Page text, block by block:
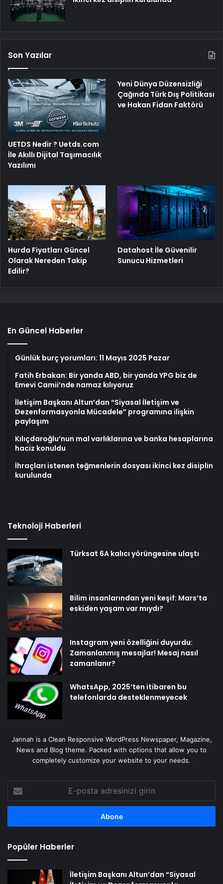
Son Yazılar
UETDS Nedir ? Uetds.com
İle Akıllı Dijital Taşımacılık
Yazılımı
Yeni Dünya Düzensizliği
Çağında Türk Dış Politikası
ve Hakan Fidan Faktörü
Hurda Fiyatları Güncel
Olarak Nereden Takip
Edilir?
Datahost İle Güvenilir
Sunucu Hizmetleri
En Güncel Haberler
Günlük burç yorumları: 11 Mayıs 2025 Pazar
Fatih Erbakan: Bir yanda ABD, bir yanda YPG biz de
Emevi Camii’nde namaz kılıyoruz
İletişim Başkanı Altun’dan “Siyasal İletişim ve
Dezenformasyonla Mücadele” programına ilişkin
paylaşım
Kılıçdaroğlu’nun mal varlıklarına ve banka hesaplarına
haciz konuldu
İhraçları istenen teğmenlerin dosyası ikinci kez disiplin
kurulunda
Teknoloji Haberleri
Türksat 6A kalıcı yörüngesine ulaştı
Bilim insanlarından yeni keşif: Mars’ta
eskiden yaşam var mıydı?
Instagram yeni özelliğini duyurdu:
Zamanlanmış mesajlar! Mesaj nasıl
zamanlanır?
WhatsApp, 2025’ten itibaren bu
telefonlarda desteklenmeyecek
Jannah is a Clean Responsive WordPress Newspaper, Magazine,
News and Blog theme. Packed with options that allow you to
completely customize your website to your needs.
posta
adresinizi
Popüler Haberler
İletişim Başkanı Altun’dan “Siyasal